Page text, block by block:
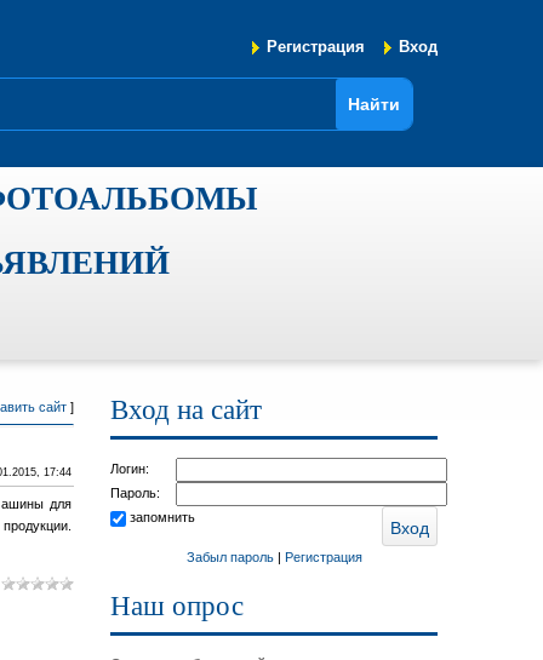
Регистрация Вход
сайт ]
17:44
для
Вход на сайт
Логин:
Пароль:
запомнить
Забыл пароль| Регистрация
Наш опрос